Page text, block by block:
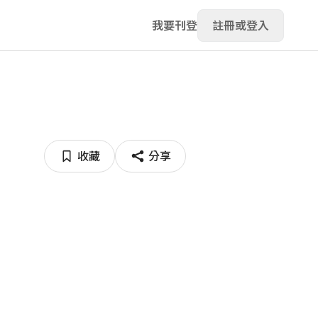
我要刊登 註冊或登入
收藏 分享